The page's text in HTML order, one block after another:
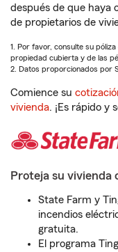
después de que haya
de propietarios de
1. Por favor, consulte su
propiedad cubierta y de las
2. Datos proporcionados por
Comience su
vivienda. ¡Es rápido y
Proteja su vivienda
State Farm y
incendios
gratuita.
El programa